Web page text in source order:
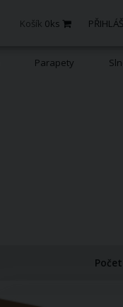
Košík 0ks
Parapety